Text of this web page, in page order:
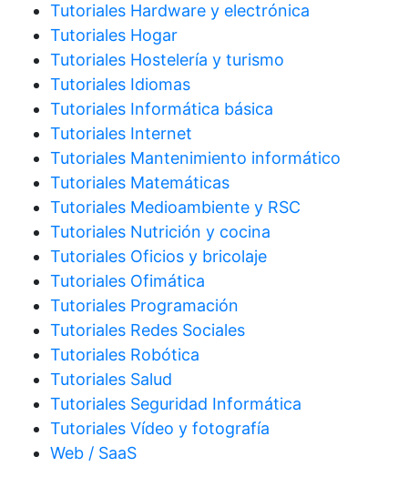
Tutoriales Hardware y electrónica
Tutoriales Hogar
Tutoriales Hostelería y turismo
Tutoriales Idiomas
Tutoriales Informática básica
Tutoriales Internet
Tutoriales Mantenimiento informático
Tutoriales Matemáticas
Tutoriales Medioambiente y RSC
Tutoriales Nutrición y cocina
Tutoriales Oficios y bricolaje
Tutoriales Ofimática
Tutoriales Programación
Tutoriales Redes Sociales
Tutoriales Robótica
Tutoriales Salud
Tutoriales Seguridad Informática
Tutoriales Vídeo y fotografía
Web / SaaS